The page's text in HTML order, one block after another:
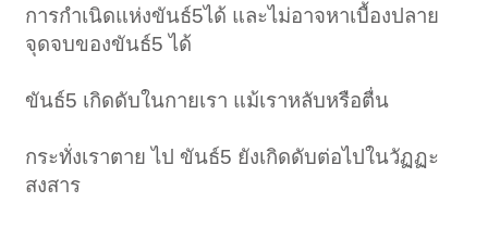
การกำเนิดแห่งขันธ์5ได้ และไม่อาจหาเบื้องปลาย
จุดจบของขันธ์5 ได้
ขันธ์5 เกิดดับในกายเรา แม้เราหลับหรือตื่น
กระทั่งเราตาย ไป ขันธ์5 ยังเกิดดับต่อไปในวัฏฏะ
สงสาร